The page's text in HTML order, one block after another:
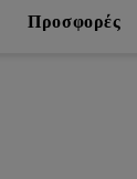
Προσφορές